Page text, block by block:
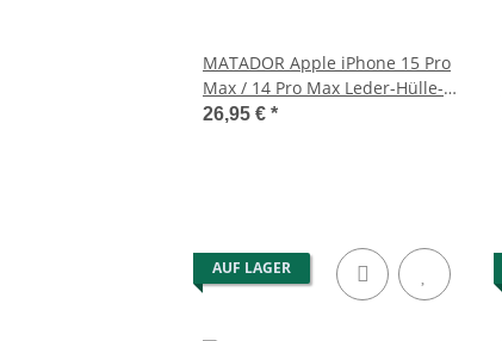
MATADOR Apple iPhone 15 Pro
Max / 14 Pro Max Leder-Hülle-
Etui Braun
26,95 € *
AUF LAGER